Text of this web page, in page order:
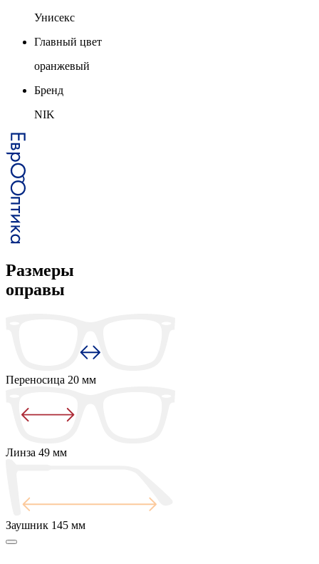
Унисекс
Главный цвет
оранжевый
Бренд
NIK
Размеры
оправы
Переносица 20 мм
Линза 49 мм
Заушник 145 мм